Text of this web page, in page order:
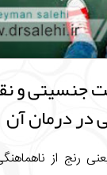
جنسیتی و
درمان آن
رنج از